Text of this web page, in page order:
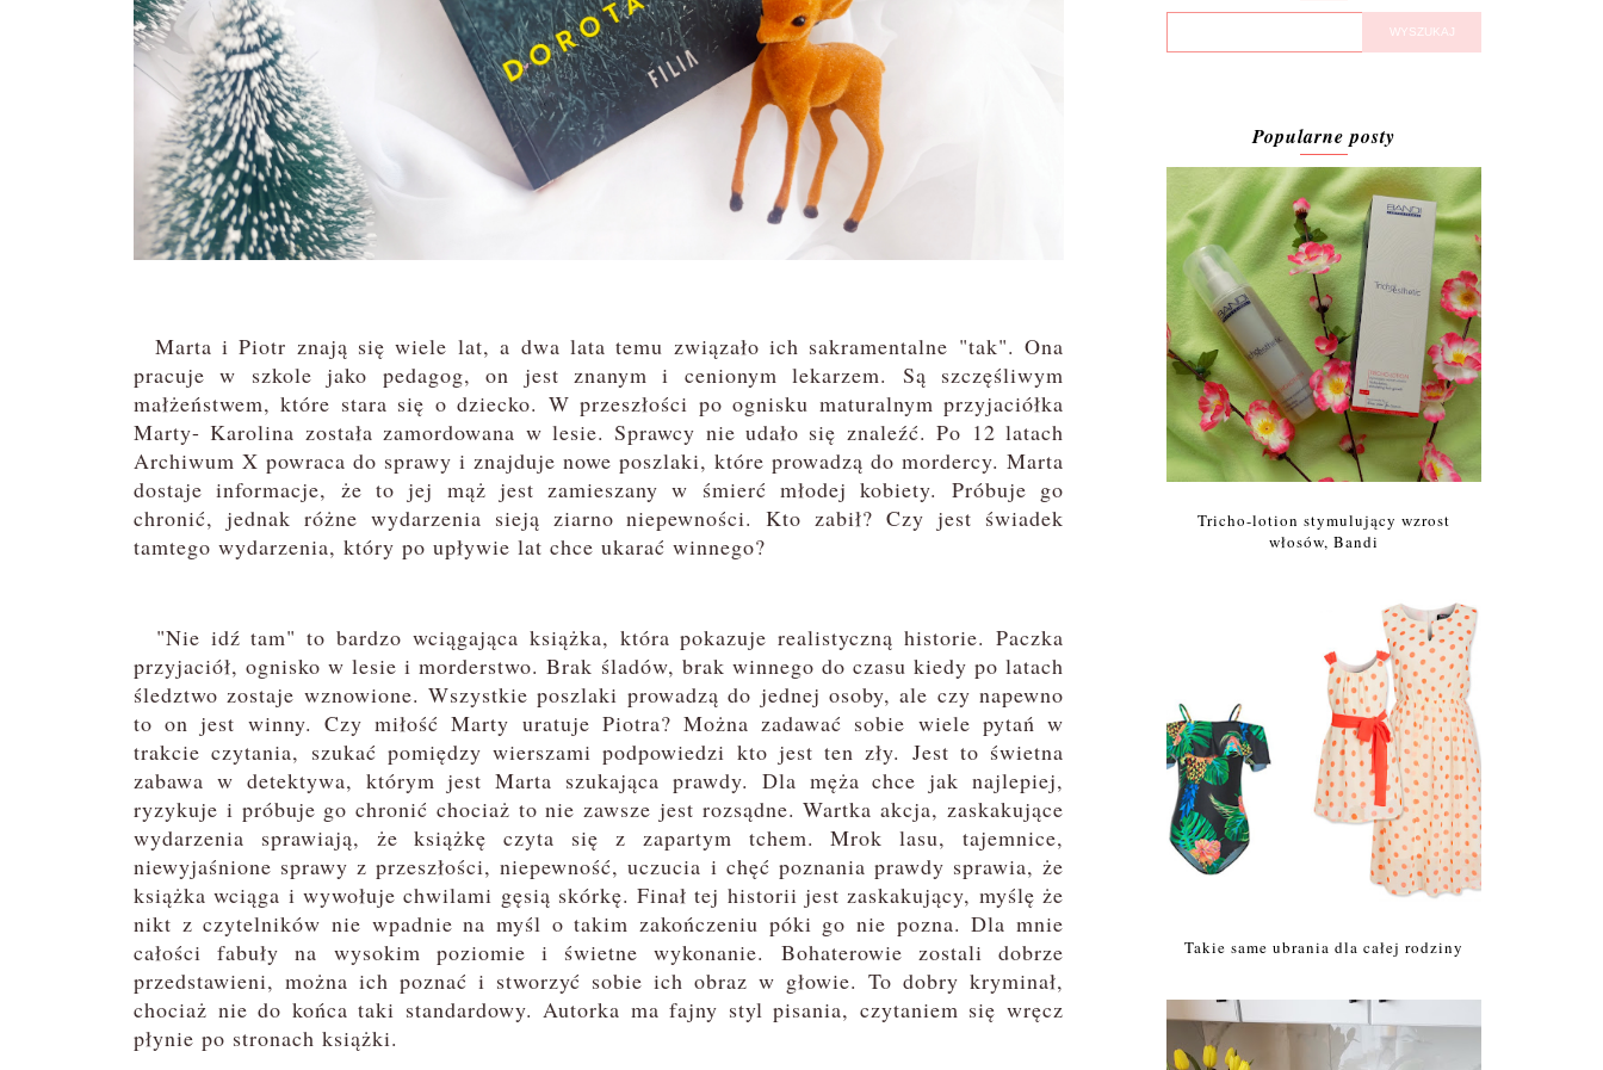
Marta i Piotr znają się wiele lat, a dwa lata temu związało ich sakramentalne "tak". Ona
pracuje w szkole jako pedagog, on jest znanym i cenionym lekarzem. Są szczęśliwym
małżeństwem, które stara się o dziecko. W przeszłości po ognisku maturalnym przyjaciółka
Marty- Karolina została zamordowana w lesie. Sprawcy nie udało się znaleźć. Po 12 latach
Archiwum X powraca do sprawy i znajduje nowe poszlaki, które prowadzą do mordercy. Marta
dostaje informacje, że to jej mąż jest zamieszany w śmierć młodej kobiety. Próbuje go
chronić, jednak różne wydarzenia sieją ziarno niepewności. Kto zabił? Czy jest świadek
tamtego wydarzenia, który po upływie lat chce ukarać winnego?
"Nie idź tam" to bardzo wciągająca książka, która pokazuje realistyczną historie. Paczka
przyjaciół, ognisko w lesie i morderstwo. Brak śladów, brak winnego do czasu kiedy po latach
śledztwo zostaje wznowione. Wszystkie poszlaki prowadzą do jednej osoby, ale czy napewno
to on jest winny. Czy miłość Marty uratuje Piotra? Można zadawać sobie wiele pytań w
trakcie czytania, szukać pomiędzy wierszami podpowiedzi kto jest ten zły. Jest to świetna
zabawa w detektywa, którym jest Marta szukająca prawdy. Dla męża chce jak najlepiej,
ryzykuje i próbuje go chronić chociaż to nie zawsze jest rozsądne. Wartka akcja, zaskakujące
wydarzenia sprawiają, że książkę czyta się z zapartym tchem. Mrok lasu, tajemnice,
niewyjaśnione sprawy z przeszłości, niepewność, uczucia i chęć poznania prawdy sprawia, że
książka wciąga i wywołuje chwilami gęsią skórkę. Finał tej historii jest zaskakujący, myślę że
nikt z czytelników nie wpadnie na myśl o takim zakończeniu póki go nie pozna. Dla mnie
całości fabuły na wysokim poziomie i świetne wykonanie. Bohaterowie zostali dobrze
przedstawieni, można ich poznać i stworzyć sobie ich obraz w głowie. To dobry kryminał,
chociaż nie do końca taki standardowy. Autorka ma fajny styl pisania, czytaniem się wręcz
płynie po stronach książki.
Popularne posty
Tricho-lotion stymulujący wzrost
włosów, Bandi
Takie same ubrania dla całej rodziny